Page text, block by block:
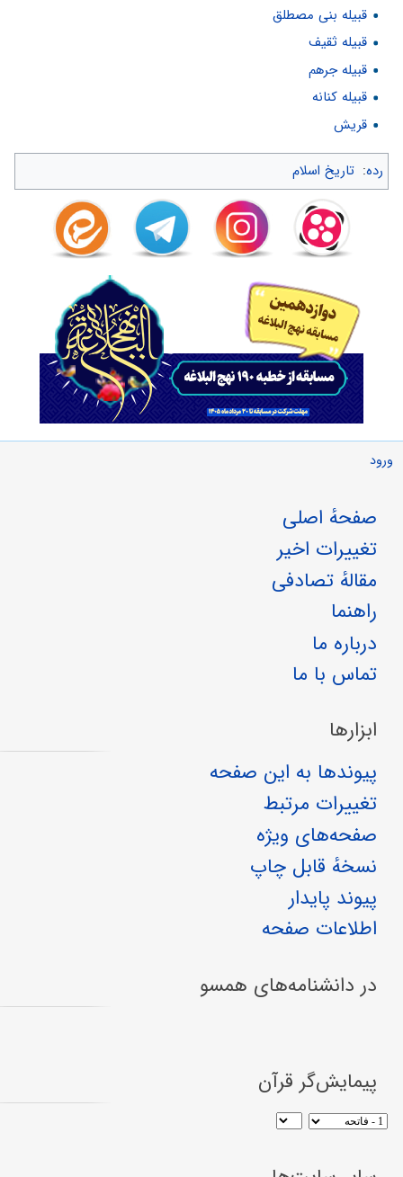
قبیله بنی مصطلق
قبیله ثقیف
قبیله جرهم
قبیله کنانه
قریش
رده: تاریخ اسلام
ورود
صفحهٔ اصلی
تغییرات اخیر
مقالهٔ تصادفی
راهنما
درباره ما
تماس با ما
ابزارها
پیوندها به این صفحه
تغییرات مرتبط
صفحه‌های ویژه
نسخهٔ قابل چاپ
پیوند پایدار
اطلاعات صفحه
در دانشنامه‌های همسو
پیمایش‌گر قرآن